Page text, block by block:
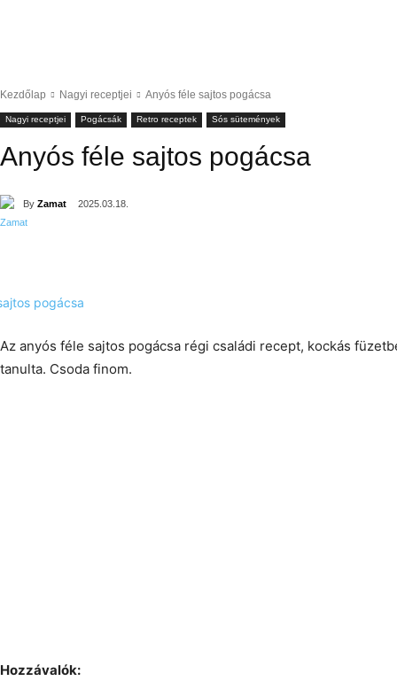
Kezdőlap Nagyi receptjei Anyós féle sajtos pogácsa
Nagyi receptjei Pogácsák Retro receptek Sós sütemények
Anyós féle sajtos pogácsa
By Zamat 2025.03.18.
Az anyós féle sajtos pogácsa régi családi recept, kockás
tanulta. Csoda finom.
Hozzávalók: